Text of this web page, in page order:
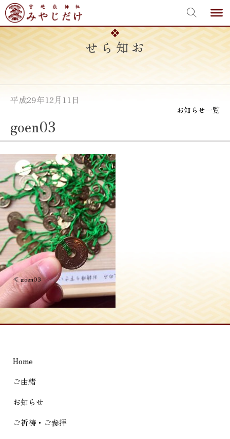
Skip
to
content
お知らせ
平成29年12月11日
お知らせ一覧
goen03
投
稿
ナ
ビ
ー
シ
ョ
ン
≪goen03
Home
ご由緒
お知らせ
ご祈祷・ご参拝